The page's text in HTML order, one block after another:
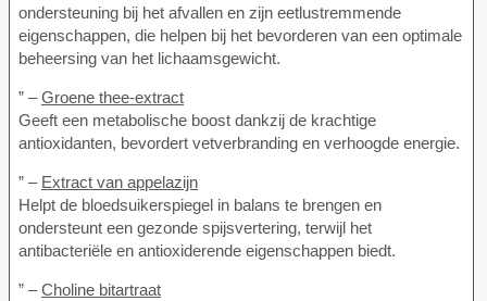
ondersteuning bij het afvallen en zijn eetlustremmende
eigenschappen, die helpen bij het bevorderen van een optimale
beheersing van het lichaamsgewicht.
” –Groene thee-extract
Geeft een metabolische boost dankzij de krachtige
antioxidanten, bevordert vetverbranding en verhoogde energie.
” – Extract van appelazijn
Helpt de bloedsuikerspiegel in balans te brengen en
ondersteunt een gezonde spijsvertering, terwijl het
antibacteriële en antioxiderende eigenschappen biedt.
” –Choline bitartraat